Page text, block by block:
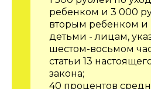
ребенком и 3 000
вторым ребенком
детьми - лицам,
шестом-восьмом
статьи 13
закона;
40 процентов